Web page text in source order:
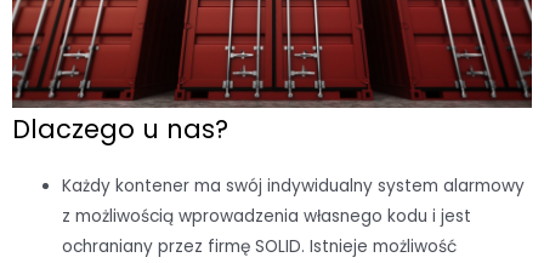
Dlaczego u nas?
Każdy kontener ma swój indywidualny system alarmowy
z możliwością wprowadzenia własnego kodu i jest
ochraniany przez firmę SOLID. Istnieje możliwość